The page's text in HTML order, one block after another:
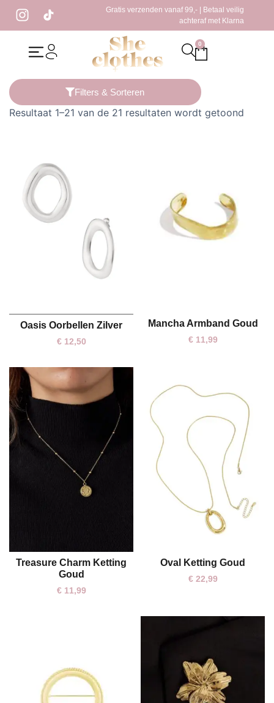
Gratis verzenden vanaf 99,- | Betaal veilig
achteraf met Klarna
0
/ Producten getagged “gold”
Filters & Sorteren
Resultaat 1–21 van de 21 resultaten wordt getoond
One size
Oasis Oorbellen Zilver
€12,50
One size
Mancha Armband Goud
€11,99
One size
Treasure Charm Ketting
Goud
€11,99
One size
Oval Ketting Goud
€22,99